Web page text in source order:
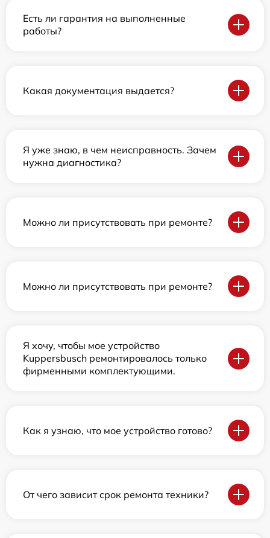
Есть ли гарантия на выполненные
работы?
Какая документация выдается?
Я уже знаю, в чем неисправность. Зачем
нужна диагностика?
Можно ли присутствовать при ремонте?
Можно ли присутствовать при ремонте?
Я хочу, чтобы мое устройство
Kuppersbusch ремонтировалось только
фирменными комплектующими.
Как я узнаю, что мое устройство готово?
От чего зависит срок ремонта техники?